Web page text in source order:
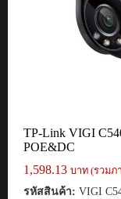
TP-Link VIGI
POE&DC
1,598.13 บาท (รวมภ
รหัสสินค้า: VIGI